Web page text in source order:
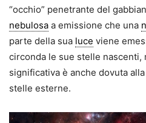
“occhio” penetrante del
nebulosa a emissione che una
parte della sua luce viene
circonda le sue stelle nascenti,
significativa è anche dovuta alla
stelle esterne.